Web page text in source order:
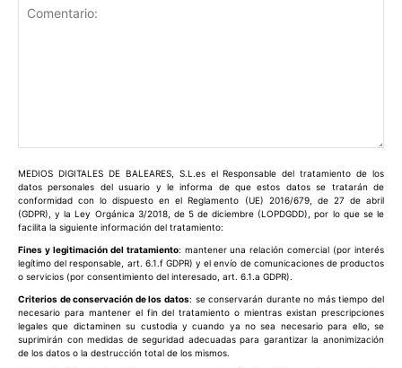
MEDIOS DIGITALES DE BALEARES, S.L.es el Responsable del tratamiento de los
datos personales del usuario y le informa de que estos datos se tratarán de
conformidad con lo dispuesto en el Reglamento (UE) 2016/679, de 27 de abril
(GDPR), y la Ley Orgánica 3/2018, de 5 de diciembre (LOPDGDD), por lo que se le
facilita la siguiente información del tratamiento:
Fines y legitimación del tratamiento: mantener una relación comercial (por interés
legítimo del responsable, art. 6.1.f GDPR) y el envío de comunicaciones de productos
o servicios (por consentimiento del interesado, art. 6.1.a GDPR).
Criterios de conservación de los datos: se conservarán durante no más tiempo del
necesario para mantener el fin del tratamiento o mientras existan prescripciones
legales que dictaminen su custodia y cuando ya no sea necesario para ello, se
suprimirán con medidas de seguridad adecuadas para garantizar la anonimización
de los datos o la destrucción total de los mismos.